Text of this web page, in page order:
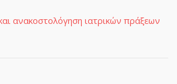
ανακοστολόγηση ιατρικών πράξεων